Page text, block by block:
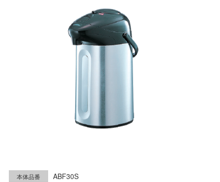
本体品番 ABF30S